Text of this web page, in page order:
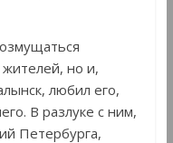
но и,
любил его,
В разлуке с ним,
Петербурга,